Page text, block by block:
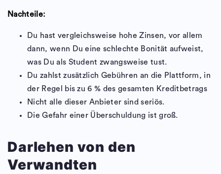
Nachteile:
Du hast vergleichsweise hohe Zinsen, vor allem
dann, wenn Du eine schlechte Bonität aufweist,
was Du als Student zwangsweise tust.
Du zahlst zusätzlich Gebühren an die Plattform, in
der Regel bis zu 6 % des gesamten Kreditbetrags
Nicht alle dieser Anbieter sind seriös.
Die Gefahr einer Überschuldung ist groß.
Darlehen von den
Verwandten